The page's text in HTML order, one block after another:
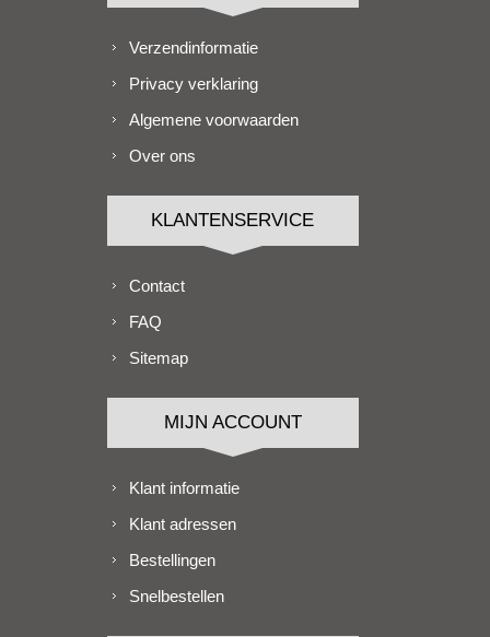
Verzendinformatie
Privacy verklaring
Algemene voorwaarden
Over ons
KLANTENSERVICE
Contact
FAQ
Sitemap
MIJN ACCOUNT
Klant informatie
Klant adressen
Bestellingen
Snelbestellen